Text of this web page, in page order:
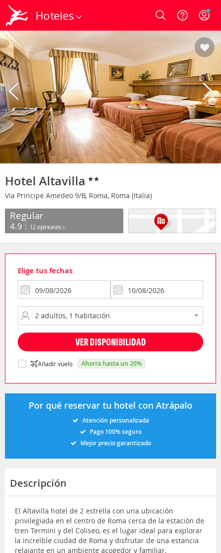
Hoteles Login
Hotel Altavilla
Via Principe Amedeo 9/B, Roma, Roma (Italia)
Regular
4.9 12 opiniones
Elige tus fechas
VER DISPONIBILIDAD
Añadir vuelo ahorra hasta un 20%
Por qué reservar tu hotel con Atrápalo
Atención personalizada
Pago 100% seguro
Mejor precio garantizado
Descripción
El Altavilla hotel de 2 estrella con una ubicación
privilegiada en el centro de Roma cerca de la estación de
tren Termini y del Coliseo, es el lugar ideal para explorar
la increíble ciudad de Roma y disfrutar de una estancia
relajante en un ambiente acogedor y familiar.